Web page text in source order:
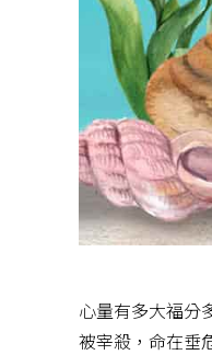
心量有多大福分
被宰殺，命在垂